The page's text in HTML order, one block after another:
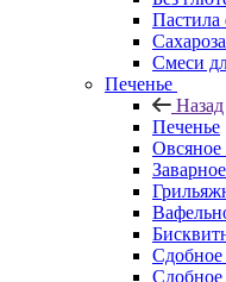
Пастила
Смеси
Печенье
Назад
Печенье
Овсяное
Сдобное
Сдобное